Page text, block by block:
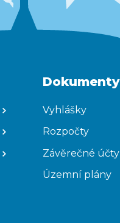
Dokumenty
Vyhlášky
Rozpočty
Závěrečné účty
Územní plány